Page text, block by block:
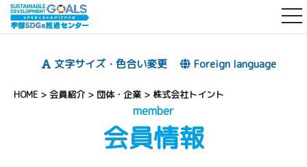
文字サイズ・色合い変更 Foreign language
HOME > 会員紹介 > 団体・企業 > 株式会社トイント
member
会員情報
t
o